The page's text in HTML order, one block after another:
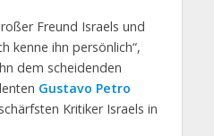
Freund Israels und
kenne ihn persönlich“,
dem scheidenden
Gustavo Petro
Kritiker Israels in